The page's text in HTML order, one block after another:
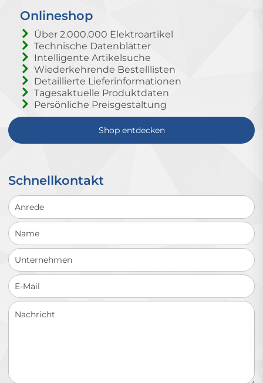
Onlineshop
Über 2.000.000 Elektroartikel
Technische Datenblätter
Intelligente Artikelsuche
Wiederkehrende Bestelllisten
Detaillierte Lieferinformationen
Tagesaktuelle Produktdaten
Persönliche Preisgestaltung
Shop entdecken
Schnellkontakt
Schnellkontakt